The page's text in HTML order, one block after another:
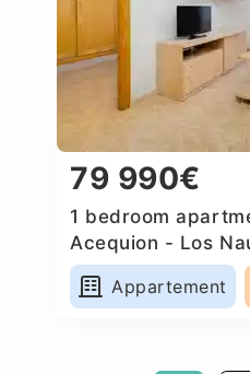
79 990€
1 bedroom
Acequion - Los
Appartement